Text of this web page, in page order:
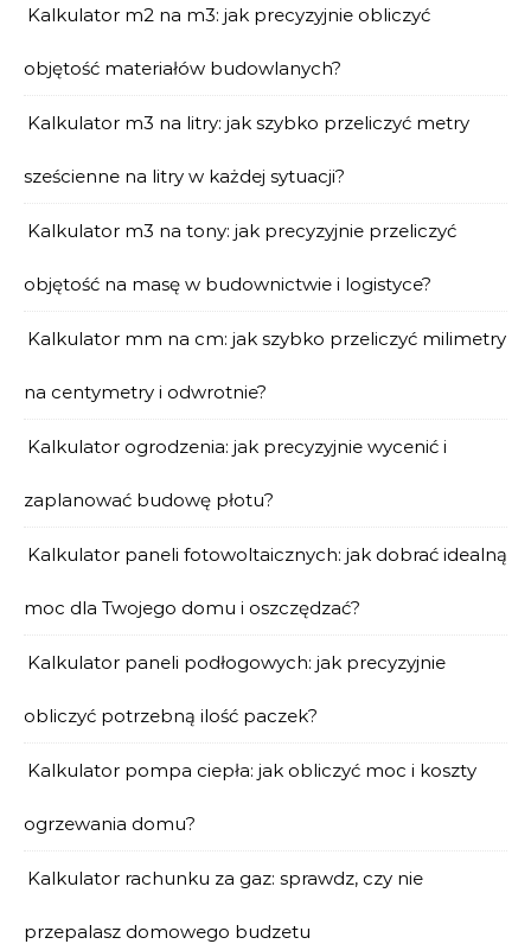
Kalkulator m2 na m3: jak precyzyjnie obliczyć
objętość materiałów budowlanych?
Kalkulator m3 na litry: jak szybko przeliczyć metry
sześcienne na litry w każdej sytuacji?
Kalkulator m3 na tony: jak precyzyjnie przeliczyć
objętość na masę w budownictwie i logistyce?
Kalkulator mm na cm: jak szybko przeliczyć milimetry
na centymetry i odwrotnie?
Kalkulator ogrodzenia: jak precyzyjnie wycenić i
zaplanować budowę płotu?
Kalkulator paneli fotowoltaicznych: jak dobrać idealną
moc dla Twojego domu i oszczędzać?
Kalkulator paneli podłogowych: jak precyzyjnie
obliczyć potrzebną ilość paczek?
Kalkulator pompa ciepła: jak obliczyć moc i koszty
ogrzewania domu?
Kalkulator rachunku za gaz: sprawdz, czy nie
przepalasz domowego budzetu